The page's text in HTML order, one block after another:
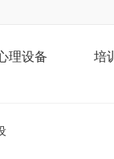
理设备 培